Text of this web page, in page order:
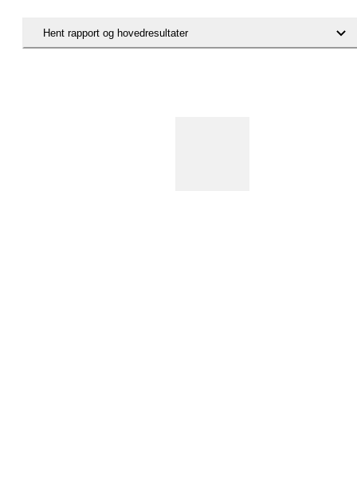
Hent rapport og hovedresultater